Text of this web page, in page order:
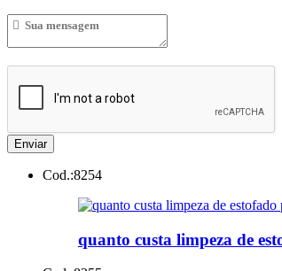
Enviar
Cod.:8254
quanto custa limpeza de